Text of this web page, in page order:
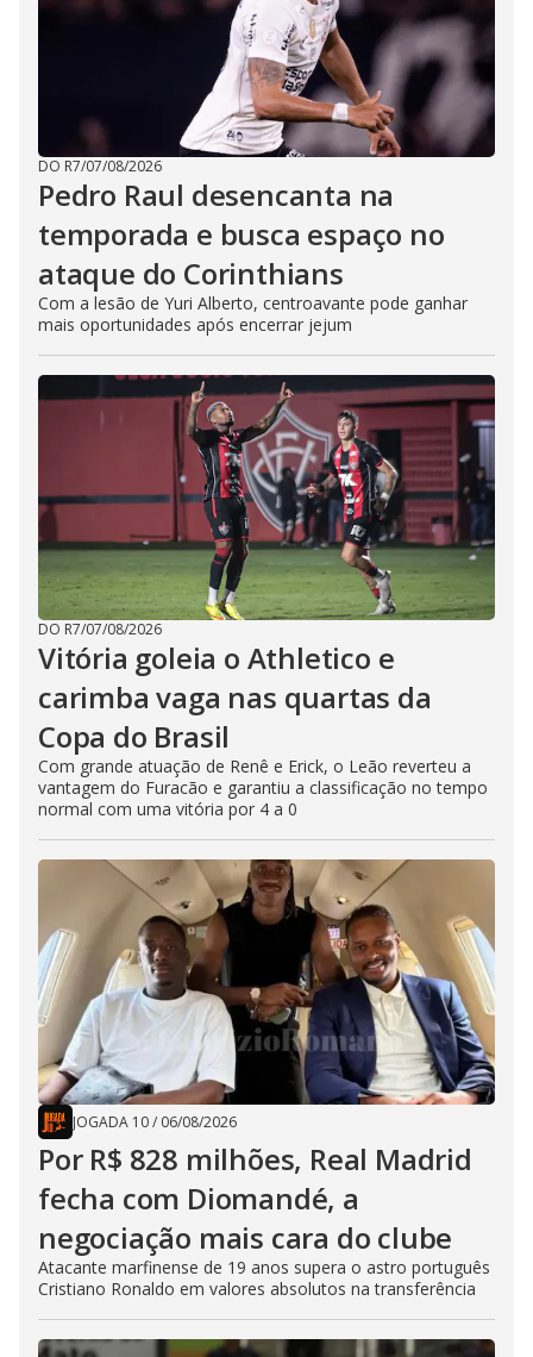
DO R7/07/08/2026
Pedro Raul desencanta na
temporada e busca espaço no
ataque do Corinthians
Com a lesão de Yuri Alberto, centroavante pode ganhar
mais oportunidades após encerrar jejum
DO R7/07/08/2026
Vitória goleia o Athletico e
carimba vaga nas quartas da
Copa do Brasil
Com grande atuação de Renê e Erick, o Leão reverteu a
vantagem do Furacão e garantiu a classificação no tempo
normal com uma vitória por 4 a 0
JOGADA 10/ 06/08/2026
Por R$ 828 milhões, Real Madrid
fecha com Diomandé, a
negociação mais cara do clube
Atacante marfinense de 19 anos supera o astro português
Cristiano Ronaldo em valores absolutos na transferência